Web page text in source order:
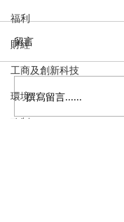
福利
財經
工商及創新科技
環境
政制
走進蔚來、國
大訊飛，港區
留言
撰寫留言......